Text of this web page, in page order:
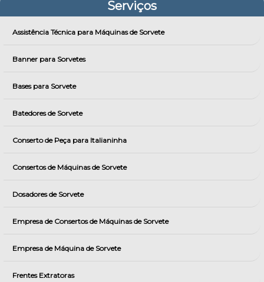
Serviços
Assistência Técnica para Máquinas de Sorvete
Banner para Sorvetes
Bases para Sorvete
Batedores de Sorvete
Conserto de Peça para Italianinha
Consertos de Máquinas de Sorvete
Dosadores de Sorvete
Empresa de Consertos de Máquinas de Sorvete
Empresa de Máquina de Sorvete
Frentes Extratoras